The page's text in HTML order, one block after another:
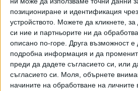
позициониране и идентификация
устройството. Можете да кликнете,
си ние и партньорите ни да
описано по-горе. Друга възможност е
подробна информация и да
преди да дадете съгласието си, или
съгласието си. Моля, обърнете
начините на обработване на
планове и отчетите на хартиен
отпада и воденето на книга за
имунизации, както и вписването на
паспорти и лични амбулаторни
Последвайте ни и в